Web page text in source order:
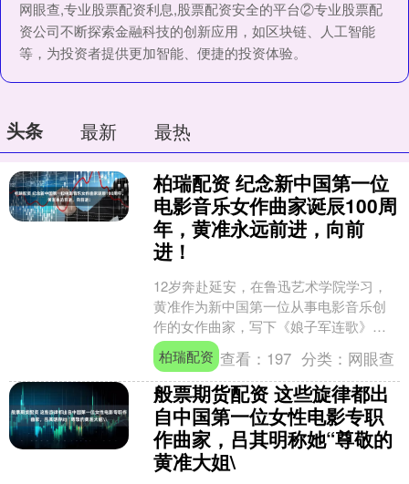
网眼查,专业股票配资利息,股票配资安全的平台②专业股票配
资公司不断探索金融科技的创新应用，如区块链、人工智能
等，为投资者提供更加智能、便捷的投资体验。
头条 最新 最热
柏瑞配资 纪念新中国第一位
电影音乐女作曲家诞辰100周
年，黄准永远前进，向前
进！
12岁奔赴延安，在鲁迅艺术学院学习，
黄准作为新中国第一位从事电影音乐创
作的女作曲家，写下《娘子军连歌》
《劳动最光荣》《敕勒歌》《舞台姐
妹》《女篮五号》《一支难忘....
柏瑞配资 查看： 197 分类： 网眼查
般票期货配资 这些旋律都出
自中国第一位女性电影专职
作曲家，吕其明称她“尊敬的
黄准大姐\